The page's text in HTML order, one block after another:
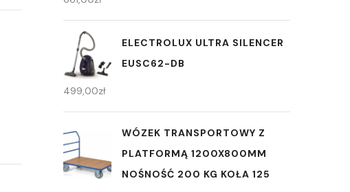
ELECTROLUX ULTRA SILENCER
EUSC62-DB
499,00zł
WÓZEK TRANSPORTOWY Z
PLATFORMĄ 1200X800MM
NOŚNOŚĆ 200 KG KOŁA 125